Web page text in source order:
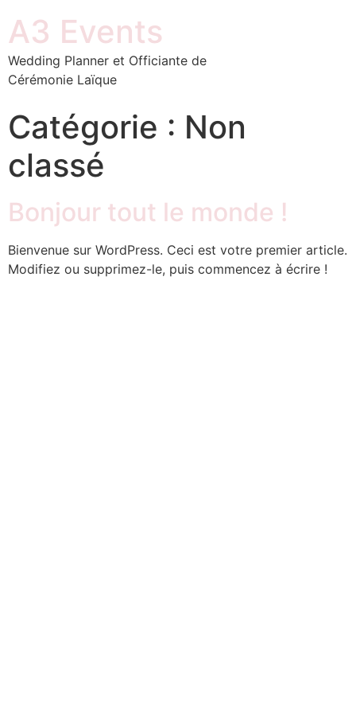
A3 Events
Wedding Planner et Officiante de
Cérémonie Laïque
Catégorie : Non
classé
Bonjour tout le monde !
Bienvenue sur WordPress. Ceci est votre premier article.
Modifiez ou supprimez-le, puis commencez à écrire !